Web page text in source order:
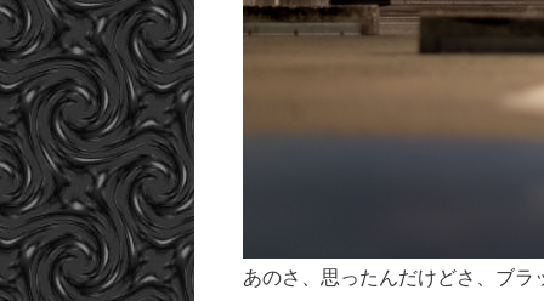
あのさ、思ったんだけどさ、ブ